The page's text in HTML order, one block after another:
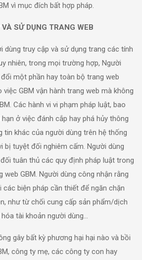
vì mục đích bất hợp pháp.
SỬ DỤNG TRANG WEB
dùng truy cập và sử dụng trang các tính
nhiên, trong mọi trường hợp, Người
một phần hay toàn bộ trang web
việc GBM vận hành trang web mà không
Các hành vi vi phạm pháp luật, bao
ở việc đánh cắp hay phá hủy thông
tin khác của người dùng trên hệ thống
bị tuyệt đối nghiêm cấm. Người dùng
tuân thủ các quy định pháp luật trong
web GBM. Người dùng công nhận rằng
các biện pháp cần thiết để ngăn chặn
như từ chối cung cấp sản phẩm/dịch
tài khoản người dùng…
gây bất kỳ phương hại hại nào và bồi
công ty mẹ, các công ty con hay